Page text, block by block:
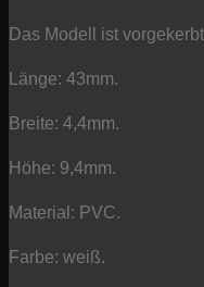
Das Modell ist
Länge: 43mm.
Breite: 4,4mm.
Höhe: 9,4mm.
Material: PVC.
Farbe: weiß.